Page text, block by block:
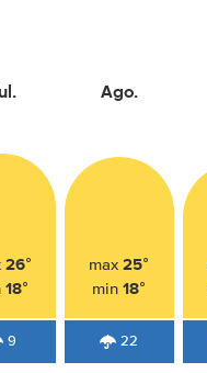
26°
18°
9
Ago.
max25°
min18°
22